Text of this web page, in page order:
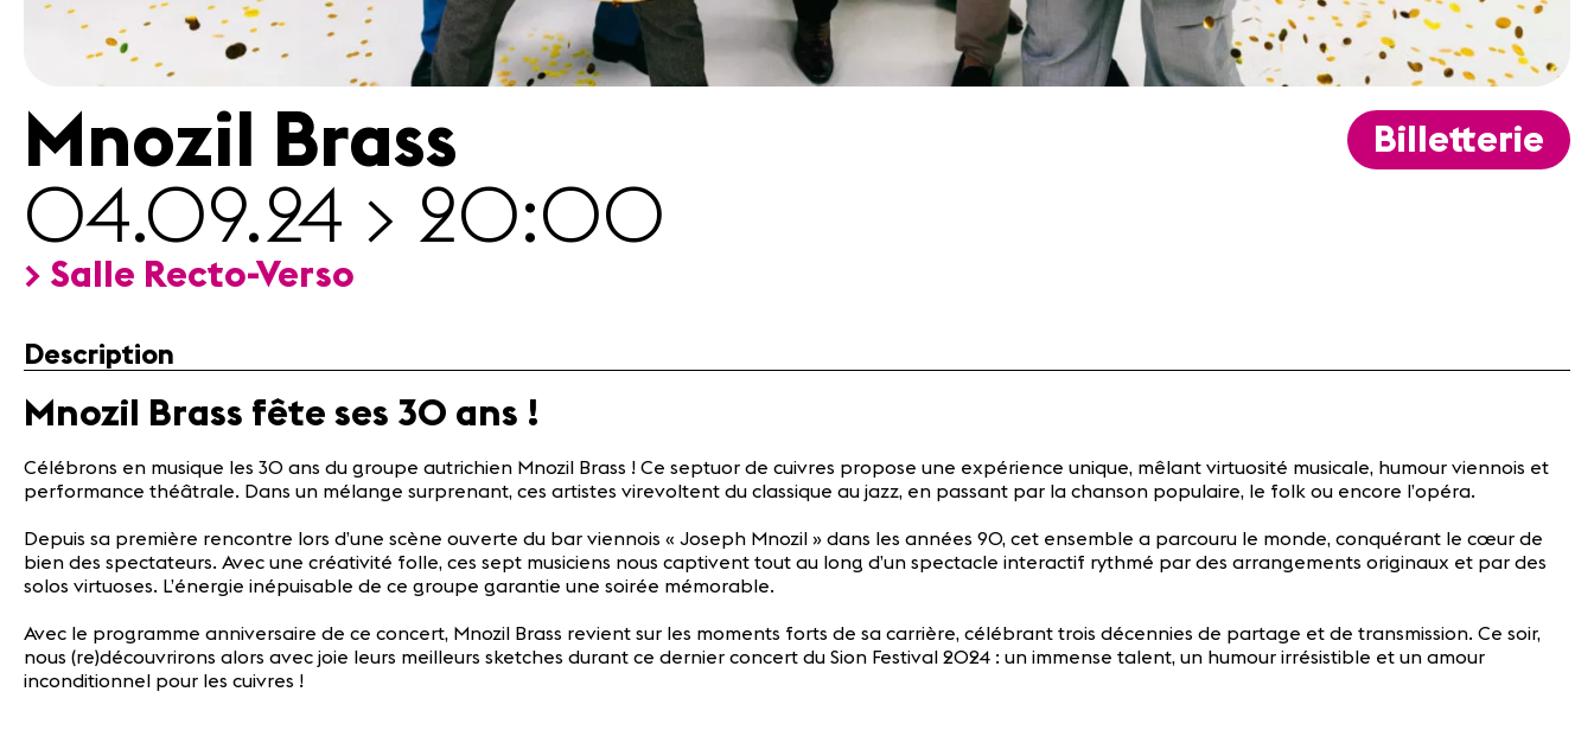
A propos
Mentions
Mnozil Brass
04.09.24 > 20:00
> Salle Recto-Verso
Billetterie
Description
Mnozil Brass fête ses 30 ans !
Célébrons en musique les 30 ans du groupe autrichien Mnozil Brass ! Ce septuor de cuivres propose une expérience unique, mêlant virtuosité musicale, humour viennois et
performance théâtrale. Dans un mélange surprenant, ces artistes virevoltent du classique au jazz, en passant par la chanson populaire, le folk ou encore l’opéra.
Depuis sa première rencontre lors d’une scène ouverte du bar viennois « Joseph Mnozil » dans les années 90, cet ensemble a parcouru le monde, conquérant le cœur de
bien des spectateurs. Avec une créativité folle, ces sept musiciens nous captivent tout au long d’un spectacle interactif rythmé par des arrangements originaux et par des
solos virtuoses. L’énergie inépuisable de ce groupe garantie une soirée mémorable.
Avec le programme anniversaire de ce concert, Mnozil Brass revient sur les moments forts de sa carrière, célébrant trois décennies de partage et de transmission. Ce soir,
nous (re)découvrirons alors avec joie leurs meilleurs sketches durant ce dernier concert du Sion Festival 2024 : un immense talent, un humour irrésistible et un amour
inconditionnel pour les cuivres !